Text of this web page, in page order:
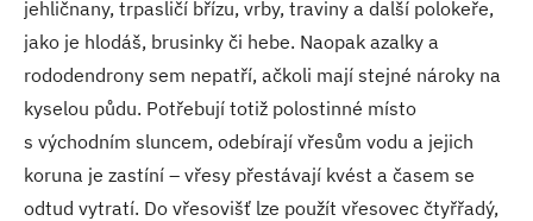
jehličnany, trpasličí břízu, vrby, traviny a další polokeře,
jako je hlodáš, brusinky či hebe. Naopak azalky a
rododendrony sem nepatří, ačkoli mají stejné nároky na
kyselou půdu. Potřebují totiž polostinné místo
s východním sluncem, odebírají vřesům vodu a jejich
koruna je zastíní – vřesy přestávají kvést a časem se
odtud vytratí. Do vřesovišť lze použít vřesovec čtyřřadý,